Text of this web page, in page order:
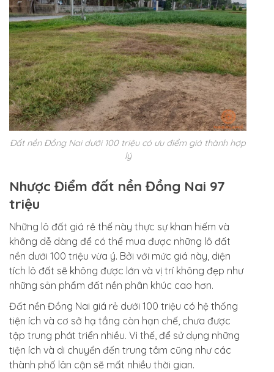
Đất nền Đồng Nai dưới 100 triệu có ưu điểm giá thành hợp
lý
Nhược Điểm đất nền Đồng Nai 97
triệu
Những lô đất giá rẻ thế này thực sự khan hiếm và
không dễ dàng để có thể mua được những lô đất
nền dưới 100 triệu vừa ý. Bởi với mức giá này, diện
tích lô đất sẽ không được lớn và vị trí không đẹp như
những sản phẩm đất nền phân khúc cao hơn.
Đất nền Đồng Nai giá rẻ dưới 100 triệu có hệ thống
tiện ích và cơ sở hạ tầng còn hạn chế, chưa được
tập trung phát triển nhiều. Vì thế, để sử dụng những
tiện ích và di chuyển đến trung tâm cũng như các
thành phố lân cận sẽ mất nhiều thời gian.